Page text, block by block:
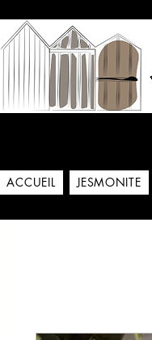
ACCUEIL JESMONITE